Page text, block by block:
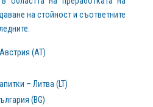
на стойност и съответните
(AT)
– Литва (LT)
(BG)